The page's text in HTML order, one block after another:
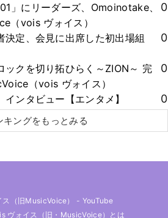
」にリーダーズ、Omoinotake、
（vois ヴォイス）
0
決定、会見に出席した初出場組
0
ックを切り拓ひらく～ZION～ 完
（vois ヴォイス）
0
インタビュー【エンタメ】 0
キングをもっとみる
（旧MusicVoice） - YouTube
ヴォイス（旧・MusicVoice）とは